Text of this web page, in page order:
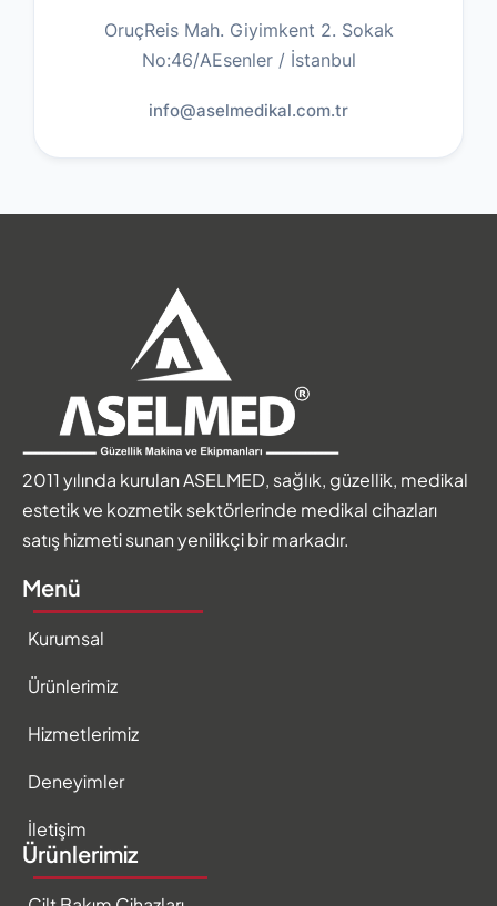
OruçReis Mah. Giyimkent 2. Sokak
No:46/AEsenler / İstanbul
info@aselmedikal.com.tr
2011 yılında kurulan ASELMED, sağlık, güzellik, medikal
estetik ve kozmetik sektörlerinde medikal cihazları
satış hizmeti sunan yenilikçi bir markadır.
Menü
Kurumsal
Ürünlerimiz
Hizmetlerimiz
Deneyimler
İletişim
Ürünlerimiz